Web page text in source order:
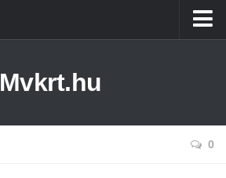
Mvkrt.hu
0